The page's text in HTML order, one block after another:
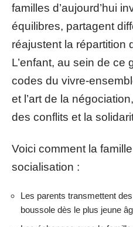
familles d’aujourd’hui
équilibres, partagent
réajustent la répartition
L’enfant, au sein de ce
codes du vivre-
et l’art de la
des conflits et la
Voici comment la
socialisation :
Les parents transmettent
boussole dès le plus jeune